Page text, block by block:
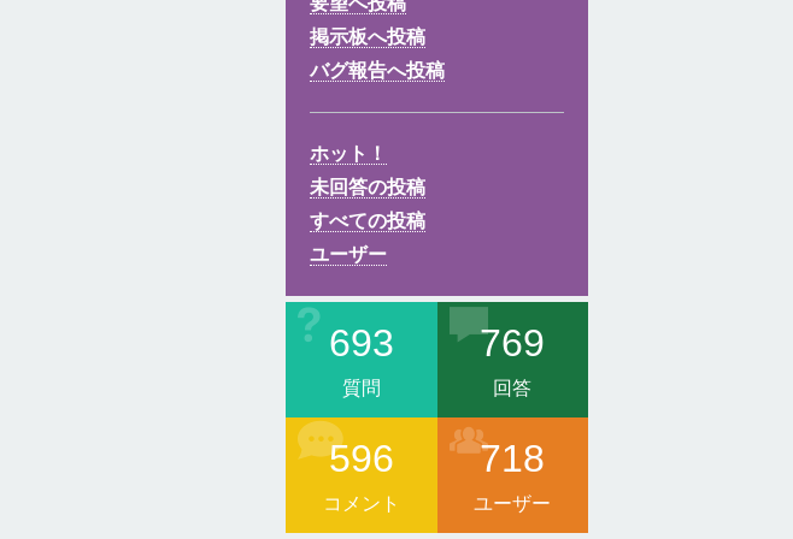
掲示板へ投稿
バグ報告へ投稿
ホット！
未回答の投稿
すべての投稿
ユーザー
693
質問
769
回答
596
コメント
718
ユーザー